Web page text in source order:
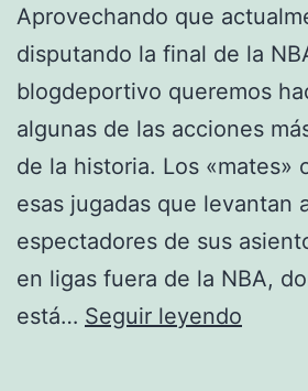
Aprovechando que
disputando la final de la
blogdeportivo queremos
algunas de las acciones
de la historia. Los «mates»
esas jugadas que levantan
espectadores de sus
en ligas fuera de la NBA,
está… Seguir leyendo